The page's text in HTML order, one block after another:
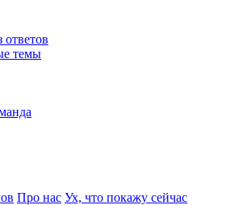
ответов
темы
Про нас Ух, что покажу сейчас